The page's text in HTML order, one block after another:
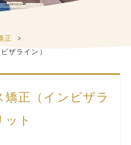
正
ザライン）
正（インビザラ
ト